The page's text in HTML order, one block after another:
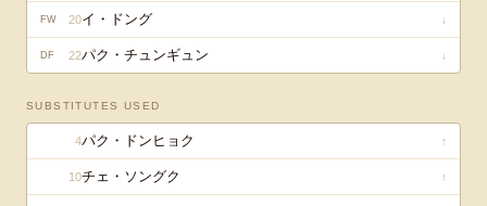
FW 20イ・ドング ↓
DF 22パク・チュンギュン ↓
SUBSTITUTES USED
4パク・ドンヒョク ↑
10チェ・ソングク ↑